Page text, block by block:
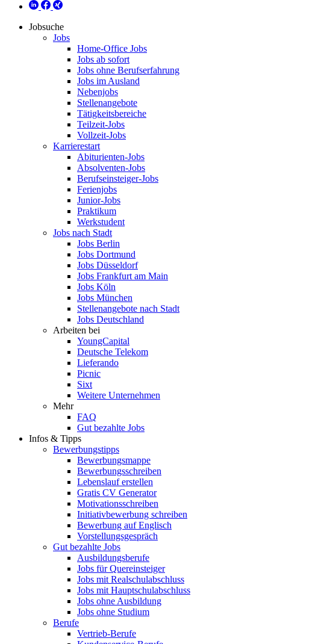
Jobsuche
Jobs
Home-Office Jobs
Jobs ab sofort
Jobs ohne Berufserfahrung
Jobs im Ausland
Nebenjobs
Stellenangebote
Tätigkeitsbereiche
Teilzeit-Jobs
Vollzeit-Jobs
Karrierestart
Abiturienten-Jobs
Absolventen-Jobs
Berufseinsteiger-Jobs
Ferienjobs
Junior-Jobs
Praktikum
Werkstudent
Jobs nach Stadt
Jobs Berlin
Jobs Dortmund
Jobs Düsseldorf
Jobs Frankfurt am Main
Jobs Köln
Jobs München
Stellenangebote nach Stadt
Jobs Deutschland
Arbeiten bei
YoungCapital
Deutsche Telekom
Lieferando
Picnic
Sixt
Weitere Unternehmen
Mehr
FAQ
Gut bezahlte Jobs
Infos & Tipps
Bewerbungstipps
Bewerbungsmappe
Bewerbungsschreiben
Lebenslauf erstellen
Gratis CV Generator
Motivationsschreiben
Initiativbewerbung schreiben
Bewerbung auf Englisch
Vorstellungsgespräch
Gut bezahlte Jobs
Ausbildungsberufe
Jobs für Quereinsteiger
Jobs mit Realschulabschluss
Jobs mit Hauptschulabschluss
Jobs ohne Ausbildung
Jobs ohne Studium
Berufe
Vertrieb-Berufe